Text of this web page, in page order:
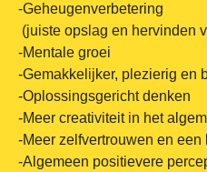
-Geheugenverbetering
(juiste opslag en hervinden
-Mentale groei
-Gemakkelijker, plezierig en
-Oplossingsgericht denken
-Meer creativiteit in het
-Meer zelfvertrouwen en een
-Algemeen positievere